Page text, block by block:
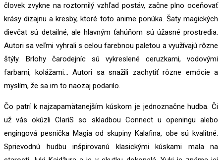
človek zvykne na roztomilý vzhľad postáv, začne plno oceňovať
krásy dizajnu a kresby, ktoré toto anime ponúka. Šaty magických
dievčat sú detailné, ale hlavným ťahúňom sú úžasné prostredia.
Autori sa veľmi vyhrali s celou farebnou paletou a využívajú rôzne
štýly. Brlohy čarodejníc sú vykreslené ceruzkami, vodovými
farbami, kolážami… Autori sa snažili zachytiť rôzne emócie a
myslím, že sa im to naozaj podarilo.
Čo patrí k najzapamätanejším kúskom je jednoznačne hudba. Či
už vás okúzli ClariS so skladbou Connect u openingu alebo
engingová pesnička Magia od skupiny Kalafina, obe sú kvalitné.
Sprievodnú hudbu inšpirovanú klasickými kúskami mala na